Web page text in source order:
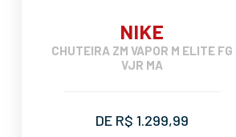
NIKE
CHUTEIRA ZM VAPOR M ELITE FG
VJR MA
DE R$ 1.299,99